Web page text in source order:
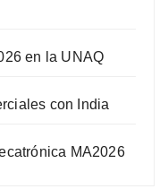
en la UNAQ
con India
MA2026